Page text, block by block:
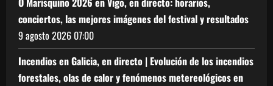
conciertos, las mejores imágenes del festival y resultados
9 agosto 2026 07:00
Incendios en Galicia, en directo | Evolución de los incendios
forestales, olas de calor y fenómenos metereológicos en